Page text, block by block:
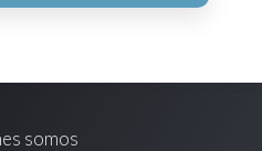
somos